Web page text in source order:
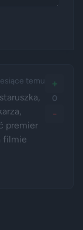
temu
premier
filmie
+
0
-